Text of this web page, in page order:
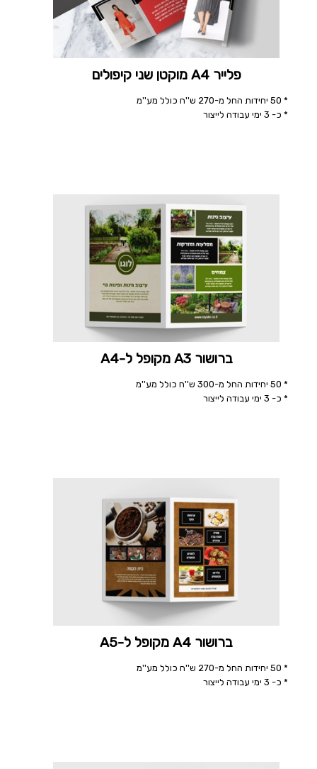
פלייר A4 מוקטן שני קיפולים
* 50 יחידות החל מ-270 ש''ח כולל מע''מ
* כ- 3 ימי עבודה לייצור
ברושור A3 מקופל ל-A4
* 50 יחידות החל מ-300 ש''ח כולל מע''מ
* כ- 3 ימי עבודה לייצור
ברושור A4 מקופל ל-A5
* 50 יחידות החל מ-270 ש''ח כולל מע''מ
* כ- 3 ימי עבודה לייצור